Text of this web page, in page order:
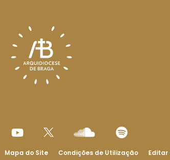
Mapa do Site Condições de Utilização Editar